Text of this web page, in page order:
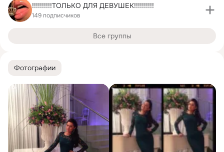
Фотографии
!!!!!!!!!!ТОЛЬКО ДЛЯ ДЕВУШЕК!!!!!!!!!!
149 подписчиков
Все группы